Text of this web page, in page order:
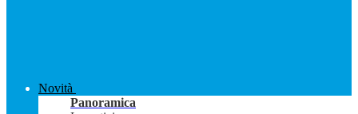
Novità
Panoramica